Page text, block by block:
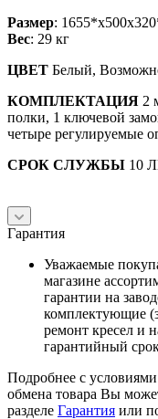
Размер:
Вес: 29 кг
ЦВЕТ Белый,
КОМПЛЕКТАЦИЯ 2
полки, 1 ключевой
четыре регулируемые
СРОК СЛУЖБЫ 10
Гарантия
Уважаемые
магазине
гарантии на
комплектующие
ремонт кресел и
гарантийный
Подробнее с
обмена товара Вы
разделе Гарантия или